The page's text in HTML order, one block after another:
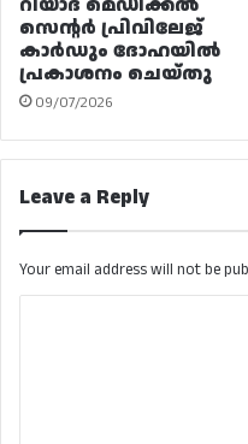
സെന്റർ പ്രിവിലേജ്
കാർഡും ദോഹയിൽ
പ്രകാശനം ചെയ്തു
09/07/2026
Leave a Reply
Your email address will not be